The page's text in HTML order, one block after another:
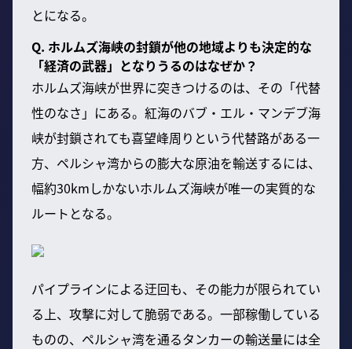
とになる。
Q. ホルムズ海峡の封鎖が他の地域よりも決定的な
「経済の武器」となりうるのはなぜか？
ホルムズ海峡が世界に突きつけるのは、その「代替
性のなさ」にある。紅海のバブ・エル・マンデブ海
峡が封鎖されても喜望峰周りという代替路がある一
方、ペルシャ湾からの膨大な原油を輸送するには、
幅約30kmしかないホルムズ海峡が唯一の実質的な
ルートとなる。
パイプラインによる迂回も、その能力が限られてい
る上、攻撃に対して脆弱である。一部稼働している
ものの、ペルシャ湾を通るタンカーの輸送量には全